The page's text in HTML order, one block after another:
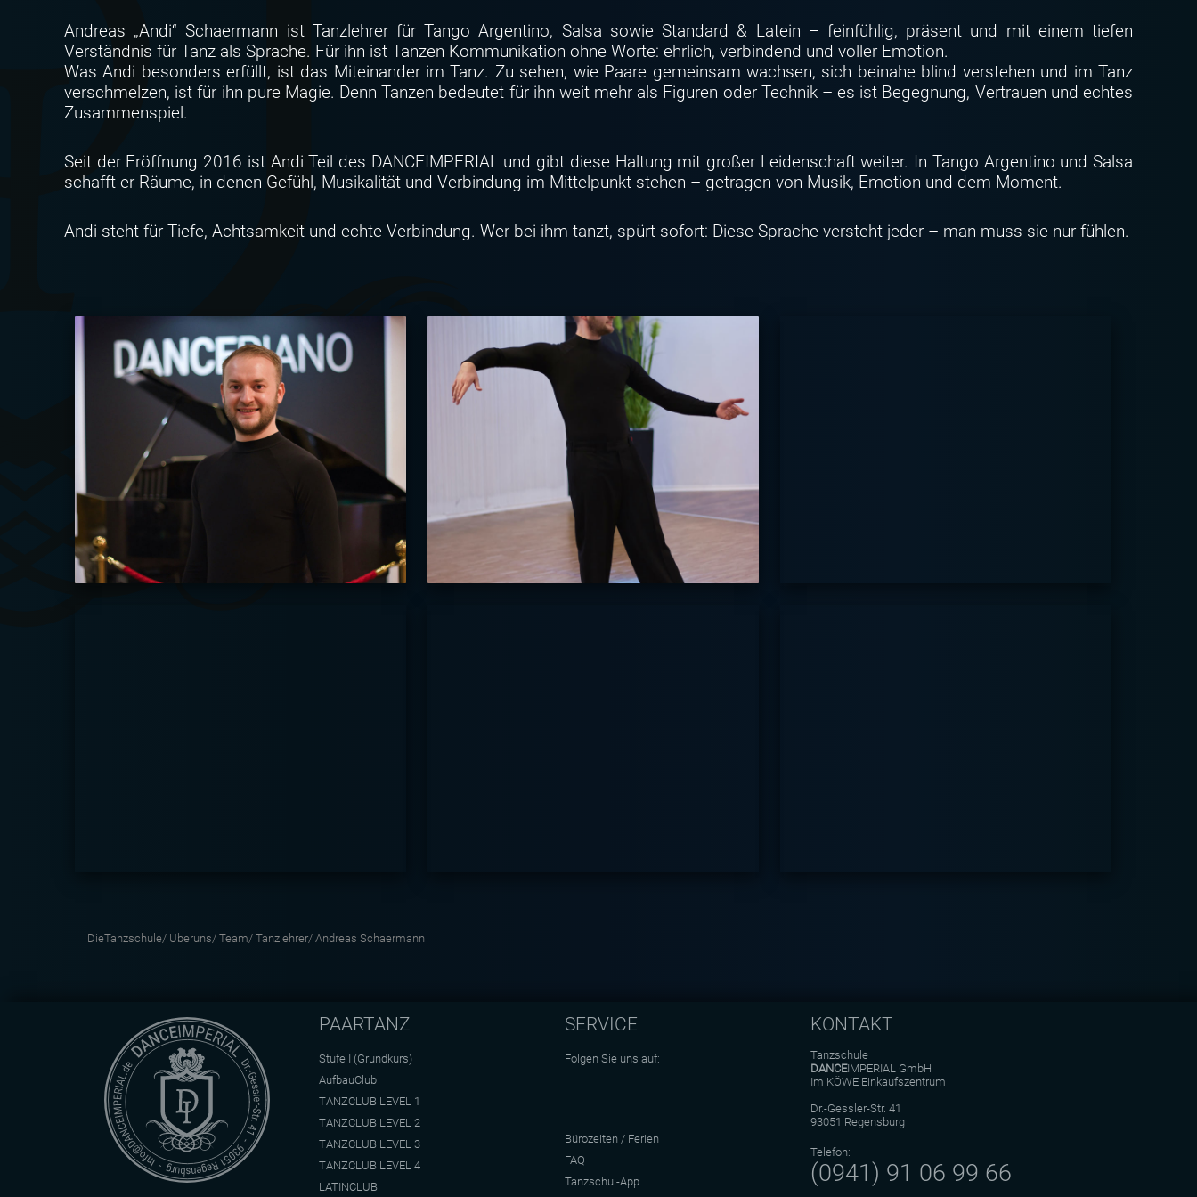
Andreas „Andi“ Schaermann ist Tanzlehrer für Tango Argentino, Salsa sowie Standard & Latein – feinfühlig, präsent und mit einem tiefen
Verständnis für Tanz als Sprache. Für ihn ist Tanzen Kommunikation ohne Worte: ehrlich, verbindend und voller Emotion.
Was Andi besonders erfüllt, ist das Miteinander im Tanz. Zu sehen, wie Paare gemeinsam wachsen, sich beinahe blind verstehen und im Tanz
verschmelzen, ist für ihn pure Magie. Denn Tanzen bedeutet für ihn weit mehr als Figuren oder Technik – es ist Begegnung, Vertrauen und echtes
Zusammenspiel.
Seit der Eröffnung 2016 ist Andi Teil des DANCEIMPERIAL und gibt diese Haltung mit großer Leidenschaft weiter. In Tango Argentino und Salsa
schafft er Räume, in denen Gefühl, Musikalität und Verbindung im Mittelpunkt stehen – getragen von Musik, Emotion und dem Moment.
Andi steht für Tiefe, Achtsamkeit und echte Verbindung. Wer bei ihm tanzt, spürt sofort: Diese Sprache versteht jeder – man muss sie nur fühlen.
DieTanzschule/ Uberuns/ Team/ Tanzlehrer/ Andreas Schaermann
PAARTANZ
Stufe I (Grundkurs)
AufbauClub
TANZCLUB LEVEL 1
TANZCLUB LEVEL 2
TANZCLUB LEVEL 3
TANZCLUB LEVEL 4
LATINCLUB
SERVICE
Folgen Sie uns auf:
Bürozeiten / Ferien
FAQ
Tanzschul-App
KONTAKT
Tanzschule
DANCEIMPERIAL GmbH
Im KÖWE Einkaufszentrum
Dr.-Gessler-Str. 41
93051 Regensburg
Telefon:
(0941) 91 06 99 66